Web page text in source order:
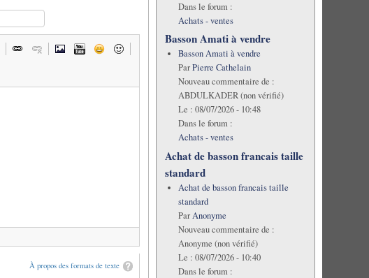
À propos des formats de texte
Dans le forum :
Achats - ventes
Basson Amati à vendre
Basson Amati à vendre
ParPierre Cathelain
Nouveau commentaire de :
ABDULKADER (non vérifié)
Le : 08/07/2026 - 10:48
Dans le forum :
Achats - ventes
Achat de basson francais taille
standard
Achat de basson francais taille
standard
ParAnonyme
Nouveau commentaire de :
Anonyme (non vérifié)
Le : 08/07/2026 - 10:40
Dans le forum :